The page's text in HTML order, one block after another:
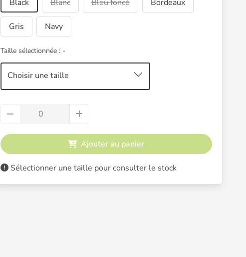
Black Blanc Bleu foncé Bordeaux
Gris Navy
Taille sélectionnée : -
Choisir une taille
Ajouter au panier
Sélectionner une taille pour consulter le stock